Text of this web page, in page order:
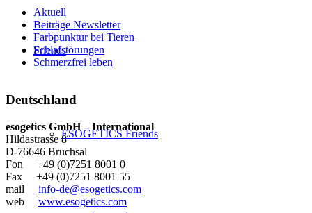
Friends
ESOGETICS Friends
Aktuell
Beiträge Newsletter
Farbpunktur bei Tieren
Schlafstörungen
Schmerzfrei leben
Deutschland
esogetics GmbH – International
Hildastrasse 8
D-76646 Bruchsal
Fon +49 (0)7251 8001 0
Fax +49 (0)7251 8001 55
mail info-de@esogetics.com
web www.esogetics.com